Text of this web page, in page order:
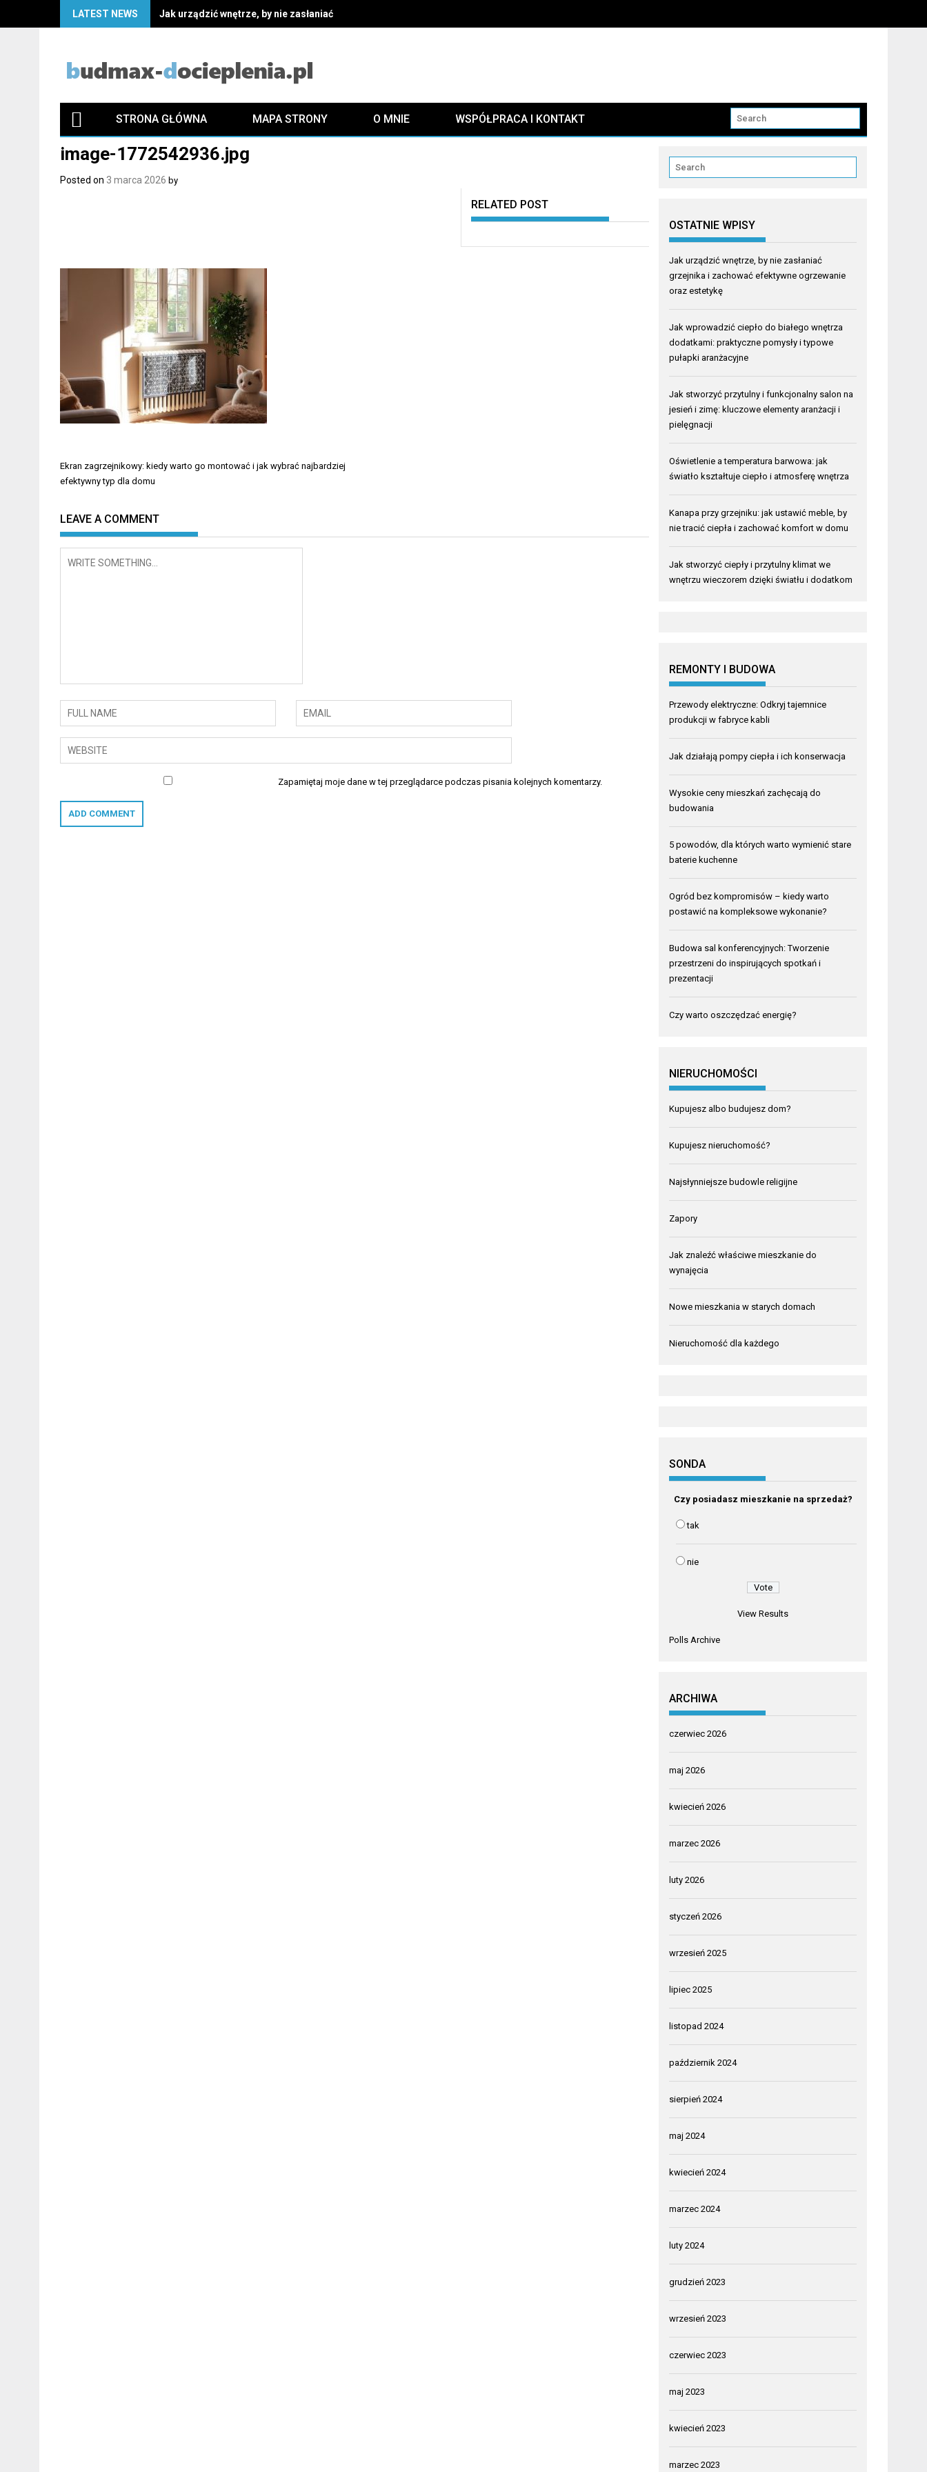
LATEST NEWS Jak urządzić wnętrze, by nie zasłaniać grzejnika i zachować efektywne ogrzewanie oraz estetykę
STRONA GŁÓWNA MAPA STRONY O MNIE WSPÓŁPRACA I KONTAKT
image-1772542936.jpg
Posted on 3 marca 2026 by
RELATED POST
Nawigacja
wpisu
Ekran zagrzejnikowy: kiedy warto go montować i jak wybrać najbardziej
efektywny typ dla domu
LEAVE A COMMENT
Zapamiętaj moje dane w tej przeglądarce podczas pisania kolejnych komentarzy.
OSTATNIE WPISY
Jak urządzić wnętrze, by nie zasłaniać
grzejnika i zachować efektywne ogrzewanie
oraz estetykę
Jak wprowadzić ciepło do białego wnętrza
dodatkami: praktyczne pomysły i typowe
pułapki aranżacyjne
Jak stworzyć przytulny i funkcjonalny salon na
jesień i zimę: kluczowe elementy aranżacji i
pielęgnacji
Oświetlenie a temperatura barwowa: jak
światło kształtuje ciepło i atmosferę wnętrza
Kanapa przy grzejniku: jak ustawić meble, by
nie tracić ciepła i zachować komfort w domu
Jak stworzyć ciepły i przytulny klimat we
wnętrzu wieczorem dzięki światłu i dodatkom
REMONTY I BUDOWA
Przewody elektryczne: Odkryj tajemnice
produkcji w fabryce kabli
Jak działają pompy ciepła i ich konserwacja
Wysokie ceny mieszkań zachęcają do
budowania
5 powodów, dla których warto wymienić stare
baterie kuchenne
Ogród bez kompromisów – kiedy warto
postawić na kompleksowe wykonanie?
Budowa sal konferencyjnych: Tworzenie
przestrzeni do inspirujących spotkań i
prezentacji
Czy warto oszczędzać energię?
NIERUCHOMOŚCI
Kupujesz albo budujesz dom?
Kupujesz nieruchomość?
Najsłynniejsze budowle religijne
Zapory
Jak znaleźć właściwe mieszkanie do
wynajęcia
Nowe mieszkania w starych domach
Nieruchomość dla każdego
SONDA
Czy posiadasz mieszkanie na sprzedaż?
tak
nie
View Results
Polls Archive
ARCHIWA
czerwiec 2026
maj 2026
kwiecień 2026
marzec 2026
luty 2026
styczeń 2026
wrzesień 2025
lipiec 2025
listopad 2024
październik 2024
sierpień 2024
maj 2024
kwiecień 2024
marzec 2024
luty 2024
grudzień 2023
wrzesień 2023
czerwiec 2023
maj 2023
kwiecień 2023
marzec 2023